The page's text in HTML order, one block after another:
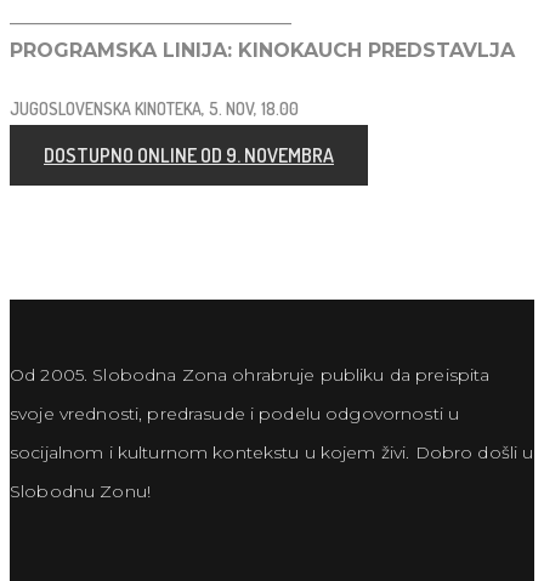
PROGRAMSKA LINIJA: KINOKAUCH PREDSTAVLJA
JUGOSLOVENSKA KINOTEKA, 5. NOV, 18.00
DOSTUPNO ONLINE OD 9. NOVEMBRA
Od 2005. Slobodna Zona ohrabruje publiku da preispita
svoje vrednosti, predrasude i podelu odgovornosti u
socijalnom i kulturnom kontekstu u kojem živi. Dobro došli u
Slobodnu Zonu!